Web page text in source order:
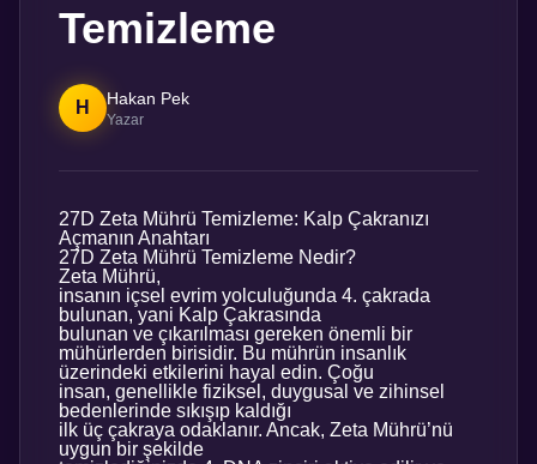
Temizleme
H Hakan Pek
Yazar
27D Zeta Mührü Temizleme: Kalp Çakranızı
Açmanın Anahtarı
27D Zeta Mührü Temizleme Nedir?
Zeta Mührü,
insanın içsel evrim yolculuğunda 4. çakrada
bulunan, yani Kalp Çakrasında
bulunan ve çıkarılması gereken önemli bir
mühürlerden birisidir. Bu mührün insanlık
üzerindeki etkilerini hayal edin. Çoğu
insan, genellikle fiziksel, duygusal ve zihinsel
bedenlerinde sıkışıp kaldığı
ilk üç çakraya odaklanır. Ancak, Zeta Mührü’nü
uygun bir şekilde